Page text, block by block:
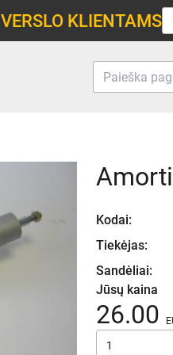
VERSLO KLIENTAMS
Kodai:
Tiekėjas:
Sandėliai:
Jūsų kaina
26.00